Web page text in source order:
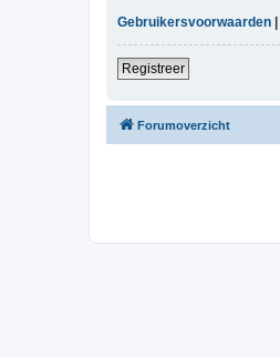
Gebruikersvoorwaarden |
Registreer
Forumoverzicht